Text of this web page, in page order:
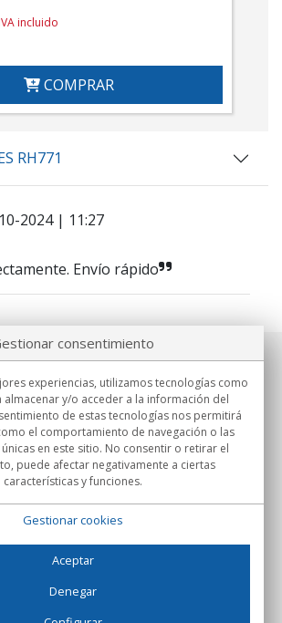
IVA incluido
COMPRAR
RH771
2024 | 11:27
Envío rápido
consentimiento
experiencias, utilizamos tecnologías como
almacenar y/o acceder a la información del
de estas tecnologías nos permitirá
el comportamiento de navegación o las
en este sitio. No consentir o retirar el
puede afectar negativamente a ciertas
características y funciones.
Gestionar cookies
Aceptar
Denegar